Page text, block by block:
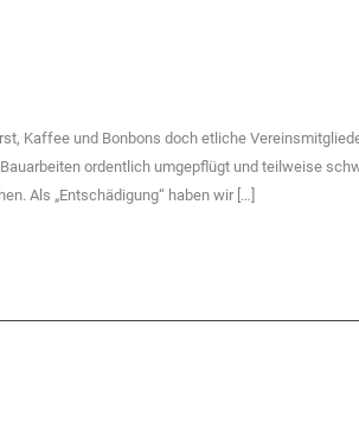
Kaffee und Bonbons doch etliche
ordentlich umgepflügt und teilweise
Als „Entschädigung“ haben wir […]